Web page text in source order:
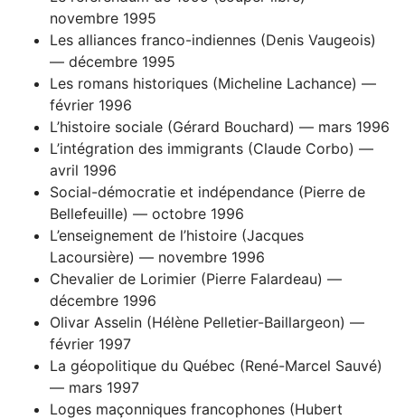
novembre 1995
Les alliances franco-indiennes (Denis Vaugeois)
— décembre 1995
Les romans historiques (Micheline Lachance) —
février 1996
L’histoire sociale (Gérard Bouchard) — mars 1996
L’intégration des immigrants (Claude Corbo) —
avril 1996
Social-démocratie et indépendance (Pierre de
Bellefeuille) — octobre 1996
L’enseignement de l’histoire (Jacques
Lacoursière) — novembre 1996
Chevalier de Lorimier (Pierre Falardeau) —
décembre 1996
Olivar Asselin (Hélène Pelletier-Baillargeon) —
février 1997
La géopolitique du Québec (René-Marcel Sauvé)
— mars 1997
Loges maçonniques francophones (Hubert